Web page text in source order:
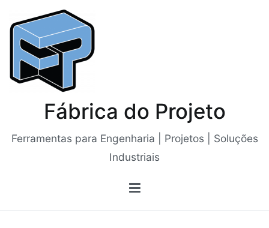
para
conteúdo
Fábrica do Projeto
Ferramentas para Engenharia | Projetos | Soluções
Industriais